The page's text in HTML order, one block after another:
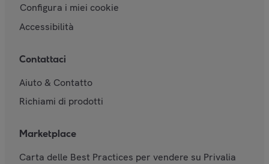
Configura i miei cookie
Accessibilità
Contattaci
Aiuto & Contatto
Richiami di prodotti
Marketplace
Carta delle Best Practices per vendere su Privalia